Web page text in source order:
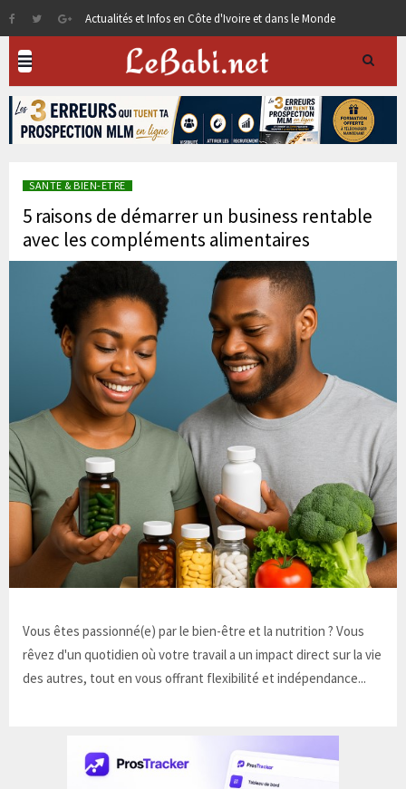
Actualités et Infos en Côte d'Ivoire et dans le Monde
SANTE & BIEN-ETRE
5 raisons de démarrer un business rentable
avec les compléments alimentaires
Vous êtes passionné(e) par le bien-être et la nutrition ? Vous
rêvez d'un quotidien où votre travail a un impact direct sur la vie
des autres, tout en vous offrant flexibilité et indépendance...